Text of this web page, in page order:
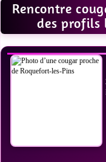
Rencontre
des profils
VOIR LES PHOTOS